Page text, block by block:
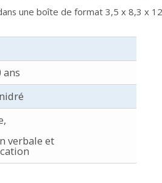
une boîte de format 3,5 x 8,3 x
ans
verbale et